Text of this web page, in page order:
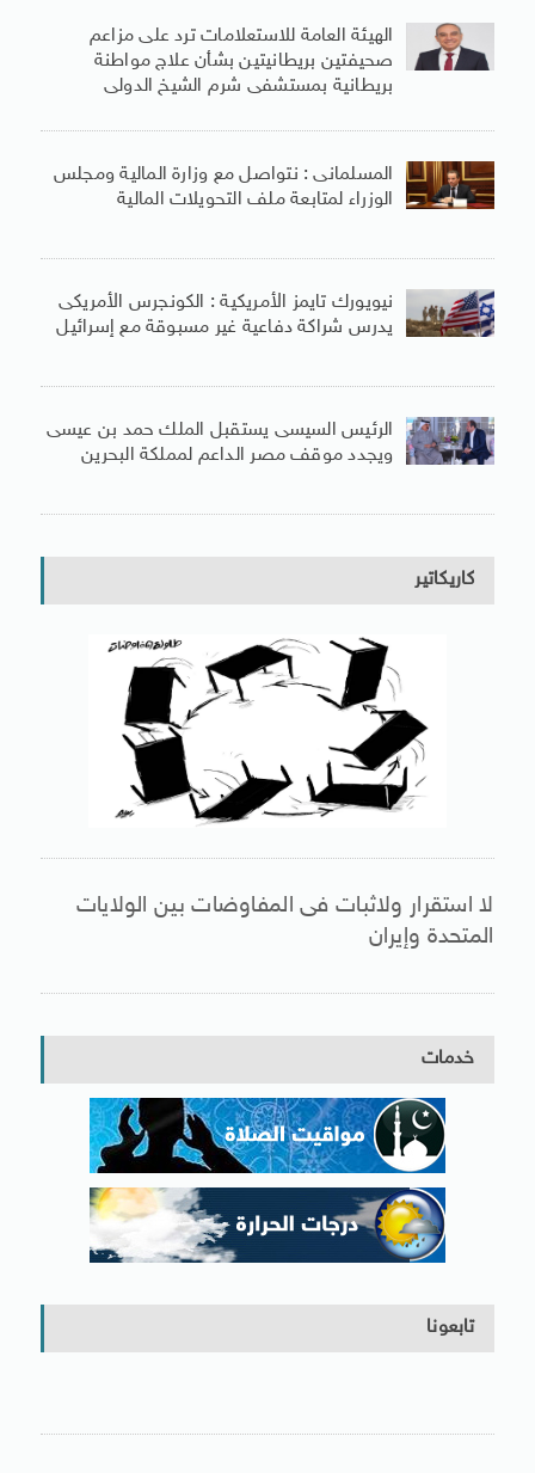
الهيئة العامة للاستعلامات ترد على مزاعم
صحيفتين بريطانيتين بشأن علاج مواطنة
بريطانية بمستشفى شرم الشيخ الدولى
المسلمانى : نتواصل مع وزارة المالية ومجلس
الوزراء لمتابعة ملف التحويلات المالية
نيويورك تايمز الأمريكية : الكونجرس الأمريكى
يدرس شراكة دفاعية غير مسبوقة مع إسرائيل
الرئيس السيسى يستقبل الملك حمد بن عيسى
ويجدد موقف مصر الداعم لمملكة البحرين
كاريكاتير
لا استقرار ولاثبات فى المفاوضات بين الولايات
المتحدة وإيران
خدمات
تابعونا